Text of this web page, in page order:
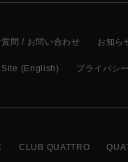
問 / お問い合わせ お知ら
Site (English) プライバシ
CLUB QUATTRO